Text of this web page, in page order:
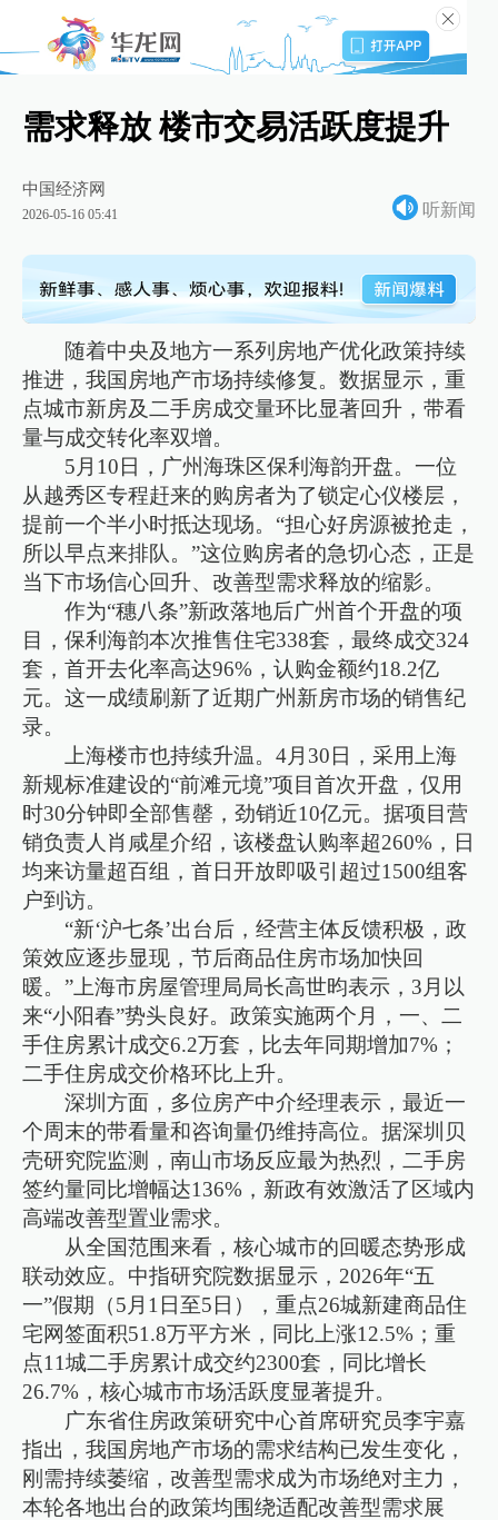
需求释放 楼市交易活跃度提升
中国经济网
2026-05-16 05:41 听新闻
随着中央及地方一系列房地产优化政策持续
推进，我国房地产市场持续修复。数据显示，重
点城市新房及二手房成交量环比显著回升，带看
量与成交转化率双增。
5月10日，广州海珠区保利海韵开盘。一位
从越秀区专程赶来的购房者为了锁定心仪楼层，
提前一个半小时抵达现场。“担心好房源被抢走，
所以早点来排队。”这位购房者的急切心态，正是
当下市场信心回升、改善型需求释放的缩影。
作为“穗八条”新政落地后广州首个开盘的项
目，保利海韵本次推售住宅338套，最终成交324
套，首开去化率高达96%，认购金额约18.2亿
元。这一成绩刷新了近期广州新房市场的销售纪
录。
上海楼市也持续升温。4月30日，采用上海
新规标准建设的“前滩元境”项目首次开盘，仅用
时30分钟即全部售罄，劲销近10亿元。据项目营
销负责人肖咸星介绍，该楼盘认购率超260%，日
均来访量超百组，首日开放即吸引超过1500组客
户到访。
“新‘沪七条’出台后，经营主体反馈积极，政
策效应逐步显现，节后商品住房市场加快回
暖。”上海市房屋管理局局长高世昀表示，3月以
来“小阳春”势头良好。政策实施两个月，一、二
手住房累计成交6.2万套，比去年同期增加7%；
二手住房成交价格环比上升。
深圳方面，多位房产中介经理表示，最近一
个周末的带看量和咨询量仍维持高位。据深圳贝
壳研究院监测，南山市场反应最为热烈，二手房
签约量同比增幅达136%，新政有效激活了区域内
高端改善型置业需求。
从全国范围来看，核心城市的回暖态势形成
联动效应。中指研究院数据显示，2026年“五
一”假期（5月1日至5日），重点26城新建商品住
宅网签面积51.8万平方米，同比上涨12.5%；重
点11城二手房累计成交约2300套，同比增长
26.7%，核心城市市场活跃度显著提升。
广东省住房政策研究中心首席研究员李宇嘉
指出，我国房地产市场的需求结构已发生变化，
刚需持续萎缩，改善型需求成为市场绝对主力，
本轮各地出台的政策均围绕适配改善型需求展